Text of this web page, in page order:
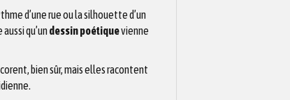
d’une rue ou la silhouette d’un
qu’undessin poétiquevienne
bien sûr, mais elles racontent